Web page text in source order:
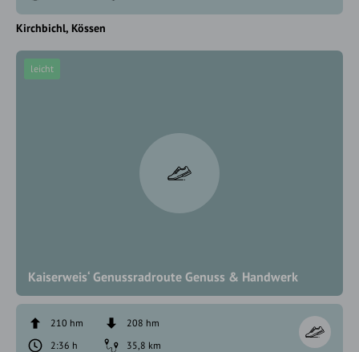
Kirchbichl Kössen
Kaiserweis‘ Genussradroute Genuss & Handwerk
leicht
210 hm
208 hm
2:36 h
35,8 km